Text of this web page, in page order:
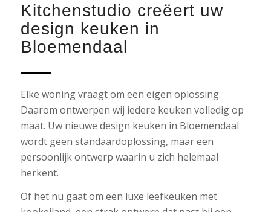
Kitchenstudio creëert uw
design keuken in
Bloemendaal
Elke woning vraagt om een eigen oplossing.
Daarom ontwerpen wij iedere keuken volledig op
maat. Uw nieuwe design keuken in Bloemendaal
wordt geen standaardoplossing, maar een
persoonlijk ontwerp waarin u zich helemaal
herkent.
Of het nu gaat om een luxe leefkeuken met